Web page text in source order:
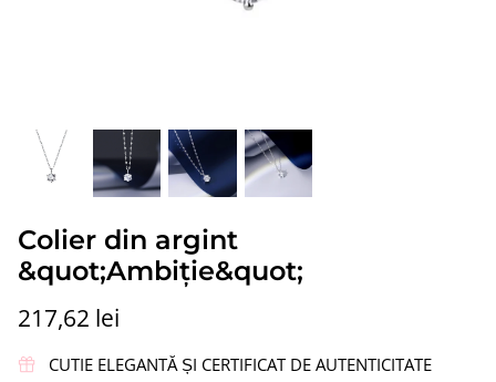
Cercei din argint „Coroană”
337,69 lei
Colier din argint
&quot;Ambiţie&quot;
217,62 lei
CUTIE ELEGANTĂ ȘI CERTIFICAT DE AUTENTICITATE